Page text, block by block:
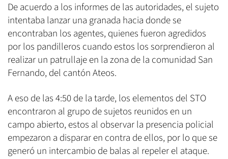
De acuerdo a los informes de las autoridades, el sujeto
intentaba lanzar una granada hacia donde se
encontraban los agentes, quienes fueron agredidos
por los pandilleros cuando estos los sorprendieron al
realizar un patrullaje en la zona de la comunidad San
Fernando, del cantón Ateos.
A eso de las 4:50 de la tarde, los elementos del STO
encontraron al grupo de sujetos reunidos en un
campo abierto, estos al observar la presencia policial
empezaron a disparar en contra de ellos, por lo que se
generó un intercambio de balas al repeler el ataque.